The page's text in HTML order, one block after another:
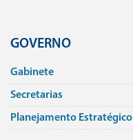
GOVERNO
Gabinete
Secretarias
Planejamento Estratégico